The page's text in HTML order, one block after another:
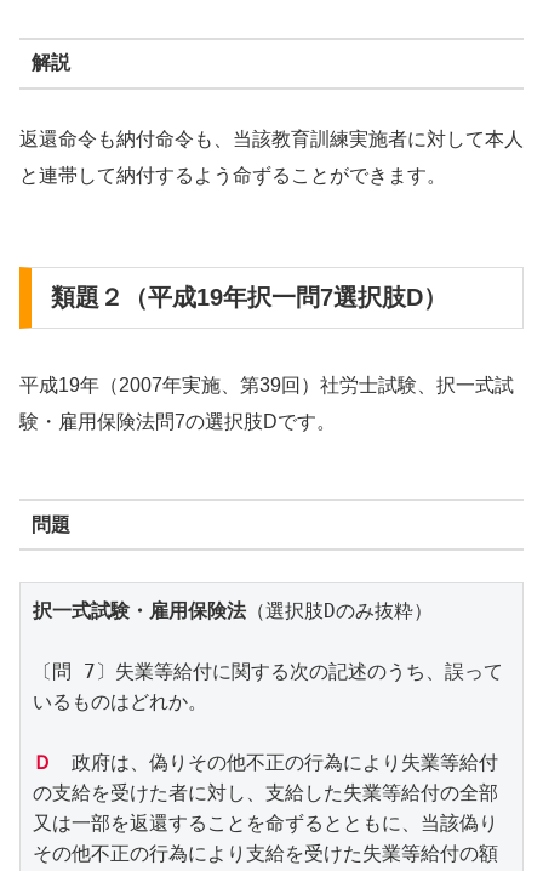
解説
返還命令も納付命令も、当該教育訓練実施者に対して本人
と連帯して納付するよう命ずることができます。
類題２（平成19年択一問7選択肢D）
平成19年（2007年実施、第39回）社労士試験、択一式試
験・雇用保険法問7の選択肢Dです。
問題
択一式試験・雇用保険法（選択肢Dのみ抜粋）
〔問 7〕失業等給付に関する次の記述のうち、誤って
いるものはどれか。
Ｄ
政府は、偽りその他不正の行為により失業等給付
の支給を受けた者に対し、支給した失業等給付の全部
又は一部を返還することを命ずるとともに、当該偽り
その他不正の行為により支給を受けた失業等給付の額